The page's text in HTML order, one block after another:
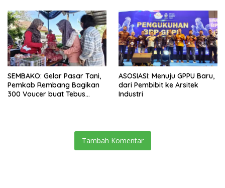
SEMBAKO: Gelar Pasar Tani,
Pemkab Rembang Bagikan
300 Voucer buat Tebus
ASOSIASI: Menuju GPPU Baru,
dari Pembibit ke Arsitek
Industri
Tambah Komentar